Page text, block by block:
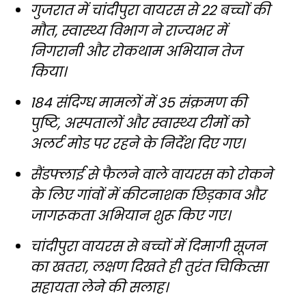
गुजरात में चांदीपुरा वायरस से 22 बच्चों की
मौत, स्वास्थ्य विभाग ने राज्यभर में
निगरानी और रोकथाम अभियान तेज
किया।
184 संदिग्ध मामलों में 35 संक्रमण की
पुष्टि, अस्पतालों और स्वास्थ्य टीमों को
अलर्ट मोड पर रहने के निर्देश दिए गए।
सैंडफ्लाई से फैलने वाले वायरस को रोकने
के लिए गांवों में कीटनाशक छिड़काव और
जागरूकता अभियान शुरू किए गए।
चांदीपुरा वायरस से बच्चों में दिमागी सूजन
का खतरा, लक्षण दिखते ही तुरंत चिकित्सा
सहायता लेने की सलाह।